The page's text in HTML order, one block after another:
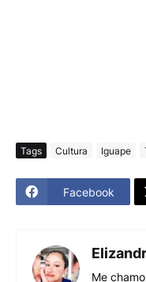
Tags Cultura Iguape
Facebook
Me